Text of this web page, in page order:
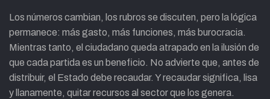
Los números cambian, los rubros se discuten, pero la lógica
permanece: más gasto, más funciones, más burocracia.
Mientras tanto, el ciudadano queda atrapado en la ilusión de
que cada partida es un beneficio. No advierte que, antes de
distribuir, el Estado debe recaudar. Y recaudar significa, lisa
y llanamente, quitar recursos al sector que los genera.